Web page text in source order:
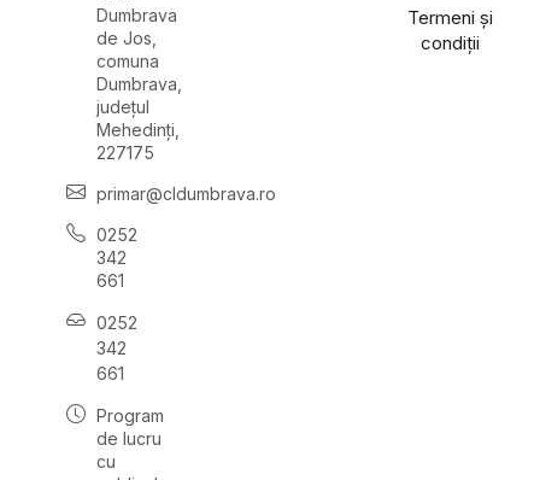
Dumbrava
de Jos,
comuna
Dumbrava,
județul
Mehedinți,
227175
primar@cldumbrava.ro
0252
342
661
0252
342
661
Program
de lucru
cu
Termeni și
condiții